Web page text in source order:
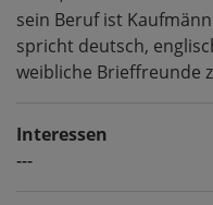
sein Beruf ist
spricht deutsch,
weibliche Brieffreunde
Interessen
---